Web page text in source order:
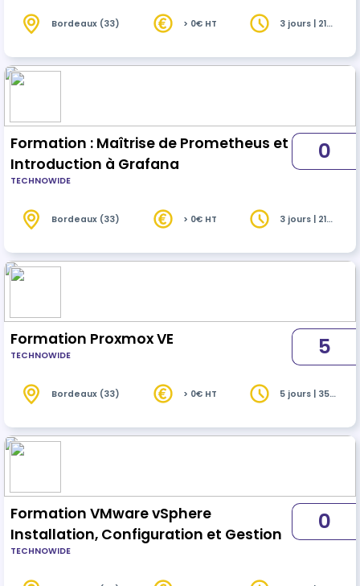
Bordeaux (33) > 0€ HT
3 jours | 21
Formation : Maîtrise de Prometheus et
Introduction à Grafana
TECHNOWIDE
0
Bordeaux (33) > 0€ HT
3 jours | 21
Formation Proxmox VE
TECHNOWIDE 5
Bordeaux (33) > 0€ HT
5 jours | 35
Formation VMware vSphere
Installation, Configuration et Gestion
TECHNOWIDE
0